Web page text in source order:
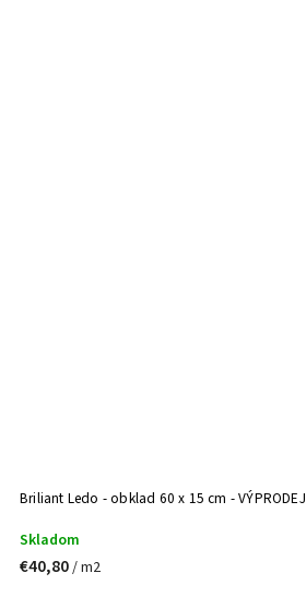
Briliant Ledo - obklad 60 x 15 cm - VÝPRODEJ
Skladom
€40,80/ m2